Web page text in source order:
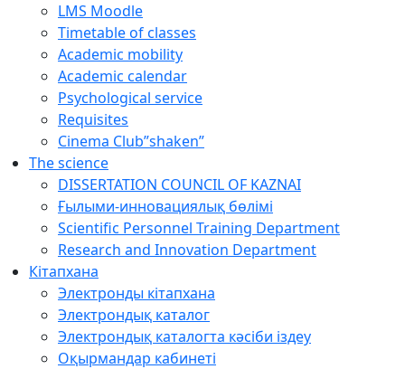
LMS Moodle
Timetable of classes
Academic mobility
Academic calendar
Psychological service
Requisites
Cinema Club”shaken”
The science
DISSERTATION COUNCIL OF KAZNAI
Ғылыми-инновациялық бөлімі
Scientific Personnel Training Department
Research and Innovation Department
Кітапхана
Электронды кітапхана
Электрондық каталог
Электрондық каталогта кәсіби іздеу
Оқырмандар кабинеті